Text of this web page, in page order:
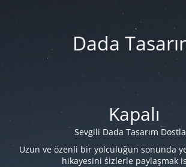
Dada
Kapalı
Sevgili Dada Tasarım
Uzun ve özenli bir yolculuğun sonunda
hikayesini sizlerle paylaşmak